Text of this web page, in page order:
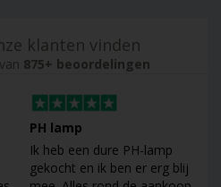
klanten vinden
875+ beoordelingen
PH lamp
Ik heb een dure PH-lamp
gekocht en ik ben er erg blij